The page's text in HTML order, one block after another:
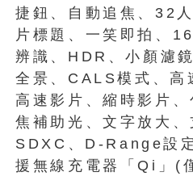
捷鈕、自動追焦、32
片標題、一笑即拍、
辨識、HDR、小顏濾
全景、CALS模式、高
高速影片、縮時影片
焦補助光、文字放大
SDXC、D-Range設
援無線充電器「Qi」(